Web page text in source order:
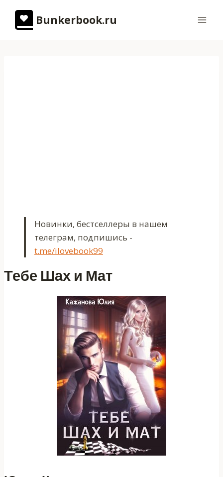
содержимому
Bunkerbook.ru
Новинки, бестселлеры в нашем
телеграм, подпишись -
t.me/ilovebook99
Тебе Шах и Мат